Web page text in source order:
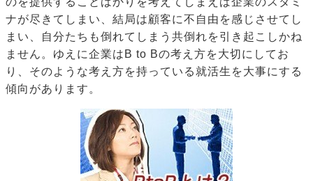
ナが尽きてしまい、結局は顧客に不自由を感じさせてし
まい、自分たちも倒れてしまう共倒れを引き起こしかね
ません。ゆえに企業はB to Bの考え方を大切にしてお
り、そのような考え方を持っている就活生を大事にする
傾向があります。